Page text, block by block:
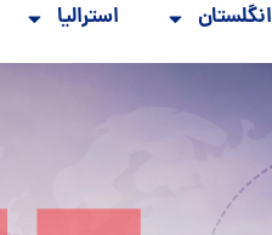
انگلستان استرالیا